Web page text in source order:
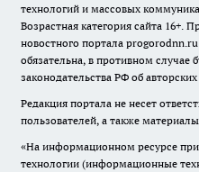
технологий и массовых
Возрастная категория сайта 16+.
новостного портала
обязательна, в противном случае
законодательства РФ об
Редакция портала не несет
пользователей, а также
«На информационном ресурсе
технологии (информационные